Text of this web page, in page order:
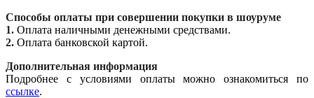
Способы оплаты при совершении покупки в шоуруме
1. Оплата наличными денежными средствами.
2. Оплата банковской картой.
Дополнительная информация
Подробнее с условиями оплаты можно ознакомиться по
ссылке.